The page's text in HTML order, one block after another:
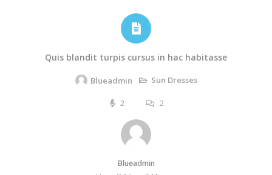
Quis blandit turpis cursus in hac habitasse
Blueadmin Sun Dresses
2 2
Blueadmin